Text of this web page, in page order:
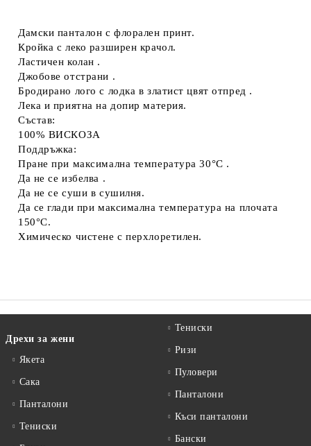
Ние ще се свържем с вас в рамките на работния ден.
Дамски панталон с флорален принт.
Кройка с леко разширен крачол.
Ластичен колан .
Джобове отстрани .
Бродирано лого с лодка в златист цвят отпред .
Лека и приятна на допир материя.
Състав:
100% ВИСКОЗА
Поддръжка:
Пране при максимална температура 30°C .
Да не се избелва .
Да не се суши в сушилня.
Да се глади при максимална температура на плочата
150°C.
Химическо чистене с перхлоретилен.
Дрехи за жени
Якета
Сакa
Панталони
Тениски
Тениски
Ризи
Пуловери
Панталони
Къси панталони
Бански